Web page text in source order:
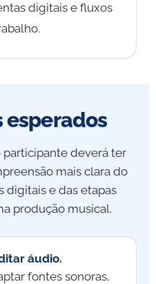
digitais e fluxos
esperados
participante deverá ter
mais clara do
digitais e das etapas
produção musical.
áudio.
fontes sonoras,